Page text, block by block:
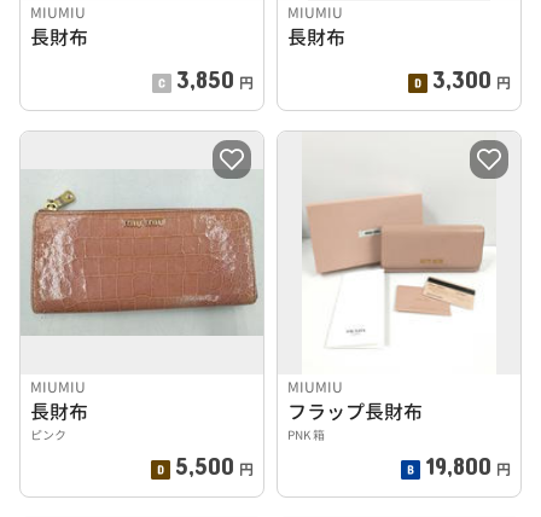
MIUMIU
長財布
3,850 円
MIUMIU
長財布
3,300 円
MIUMIU
長財布
ピンク
5,500 円
MIUMIU
フラップ長財布
PNK 箱
19,800 円